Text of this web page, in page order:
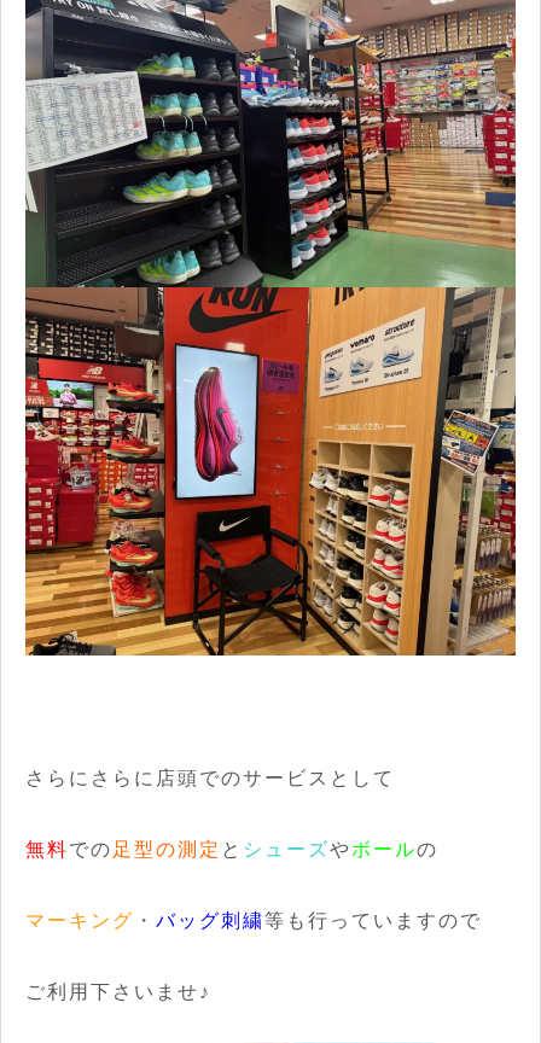
さらにさらに店頭でのサービスとして
無料での 足型の測定 と シューズやボールの
マーキング ・ バッグ刺繍等も行っていますので
ご利用下さいませ♪